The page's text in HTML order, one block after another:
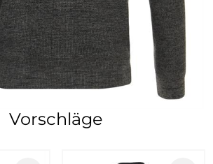
Vorschläge